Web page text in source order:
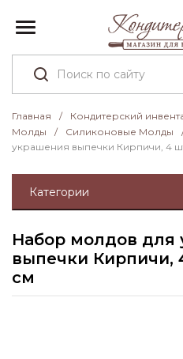
Главная / Кондитерский
Молды
/ Силиконовые Молды
украшения выпечки Кирпичи, 4
Категории
Набор молдов для
выпечки Кирпичи,
см